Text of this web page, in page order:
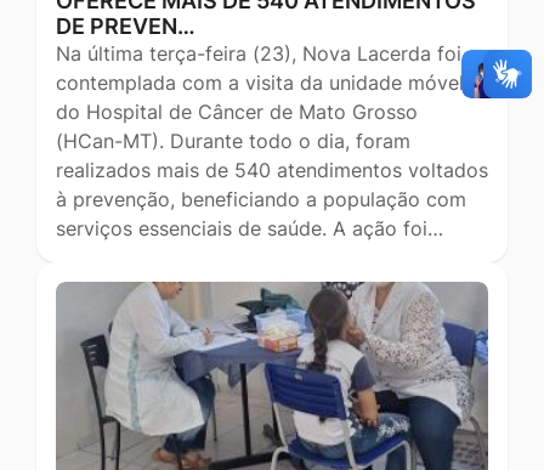
DE PREVEN…
Na última terça-feira (23), Nova Lacerda foi
contemplada com a visita da unidade móvel
do Hospital de Câncer de Mato Grosso
(HCan-MT). Durante todo o dia, foram
realizados mais de 540 atendimentos voltados
à prevenção, beneficiando a população com
serviços essenciais de saúde. A ação foi…